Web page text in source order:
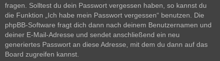
fragen. Solltest du dein Passwort vergessen haben, so kannst du
die Funktion „Ich habe mein Passwort vergessen“ benutzen. Die
phpBB-Software fragt dich dann nach deinem Benutzernamen und
deiner E-Mail-Adresse und sendet anschließend ein neu
generiertes Passwort an diese Adresse, mit dem du dann auf das
Board zugreifen kannst.